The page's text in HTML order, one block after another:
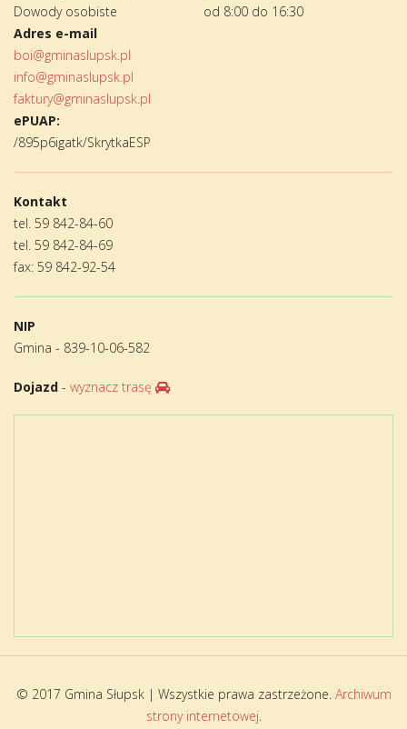
Dowody osobiste
od 8:00 do 16:30
Adres e-mail
boi@gminaslupsk.pl
info@gminaslupsk.pl
faktury@gminaslupsk.pl
ePUAP:
/895p6igatk/SkrytkaESP
Kontakt
tel. 59 842-84-60
tel. 59 842-84-69
fax: 59 842-92-54
NIP
Gmina - 839-10-06-582
Dojazd - wyznacz trasę
© 2017 Gmina Słupsk | Wszystkie prawa zastrzeżone. Archiwum
strony internetowej